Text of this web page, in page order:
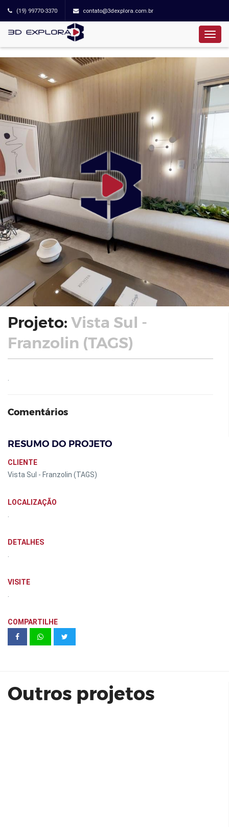
(19) 99770-3370 contato@3dexplora.com.br
Projeto: Vista Sul -
Franzolin (TAGS)
Comentários
RESUMO DO PROJETO
CLIENTE
Vista Sul - Franzolin (TAGS)
LOCALIZAÇÃO
DETALHES
VISITE
COMPARTILHE
Outros projetos
MODO SAÚDE | Unidade modelo 302